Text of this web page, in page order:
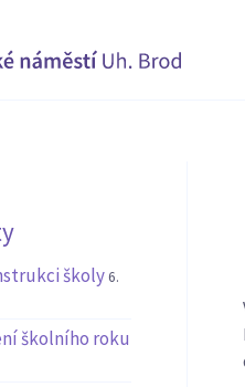
školy 6.
školního roku